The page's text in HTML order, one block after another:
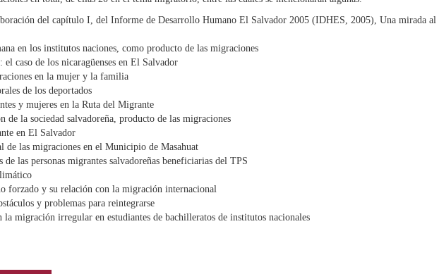
del capítulo I, del Informe de Desarrollo Humano El Salvador 2005 (IDHES, 2005), Una mirada al
en los institutos naciones, como producto de las migraciones
caso de los nicaragüenses en El Salvador
en la mujer y la familia
de los deportados
y mujeres en la Ruta del Migrante
de la sociedad salvadoreña, producto de las migraciones
en El Salvador
de las migraciones en el Municipio de Masahuat
de las personas migrantes salvadoreñas beneficiarias del TPS
forzado y su relación con la migración internacional
y problemas para reintegrarse
la migración irregular en estudiantes de bachilleratos de institutos nacionales